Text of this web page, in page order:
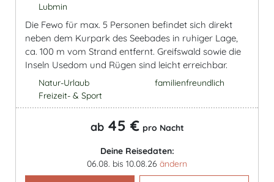
Lubmin
Die Fewo für max. 5 Personen befindet sich direkt
neben dem Kurpark des Seebades in ruhiger Lage,
ca. 100 m vom Strand entfernt. Greifswald sowie die
Inseln Usedom und Rügen sind leicht erreichbar.
Natur-Urlaub
Freizeit- & Sport
familienfreundlich
ab 45 € pro Nacht
Deine Reisedaten:
06.08. bis 10.08.26 ändern